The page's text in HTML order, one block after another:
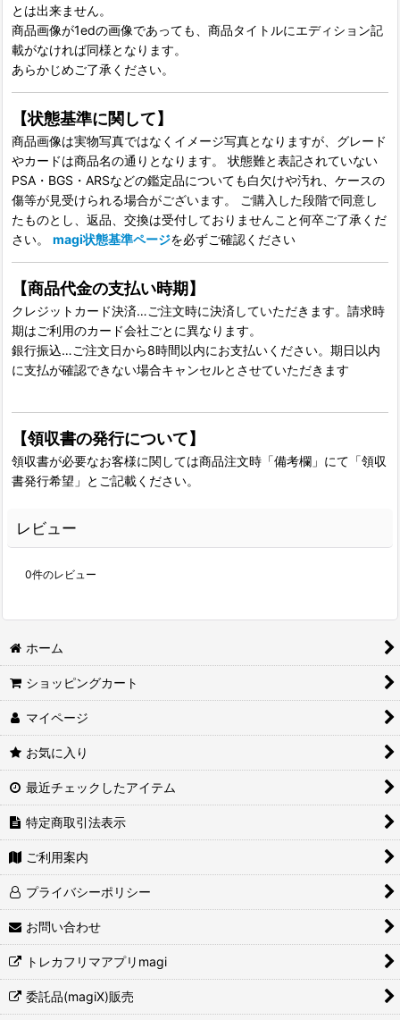
とは出来ません。
商品画像が1edの画像であっても、商品タイトルにエディション記
載がなければ同様となります。
あらかじめご了承ください。
【状態基準に関して】
商品画像は実物写真ではなくイメージ写真となりますが、グレード
やカードは商品名の通りとなります。 状態難と表記されていない
PSA・BGS・ARSなどの鑑定品についても白欠けや汚れ、ケースの
傷等が見受けられる場合がございます。 ご購入した段階で同意し
たものとし、返品、交換は受付しておりませんこと何卒ご了承くだ
さい。 magi状態基準ページを必ずご確認ください
【商品代金の支払い時期】
クレジットカード決済…ご注文時に決済していただきます。請求時
期はご利用のカード会社ごとに異なります。
銀行振込…ご注文日から8時間以内にお支払いください。期日以内
に支払が確認できない場合キャンセルとさせていただきます
【領収書の発行について】
領収書が必要なお客様に関しては商品注文時「備考欄」にて「領収
書発行希望」とご記載ください。
レビュー
0件のレビュー
ホーム
ショッピングカート
マイページ
お気に入り
最近チェックしたアイテム
特定商取引法表示
ご利用案内
プライバシーポリシー
お問い合わせ
トレカフリマアプリmagi
委託品(magiX)販売